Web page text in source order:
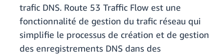
trafic DNS. Route 53 Traffic Flow est une
fonctionnalité de gestion du trafic réseau qui
simplifie le processus de création et de gestion
des enregistrements DNS dans des